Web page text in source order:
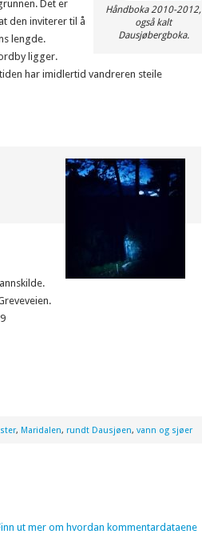
Håndboka 2010-2012,
også kalt
Dausjøbergboka.
Det er
den inviterer til å
lengde.
ligger.
har imidlertid vandreren steile
, Maridalen, rundt Dausjøen, vann og sjøer
ut mer om hvordan kommentardataene